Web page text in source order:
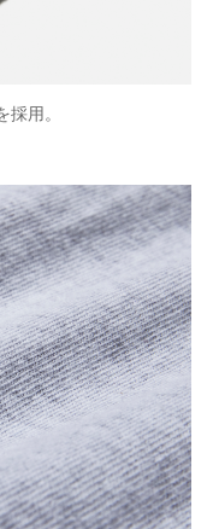
用。